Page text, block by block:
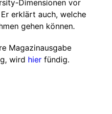
Dimensionen vor
erklärt auch, welche
gehen können.
Magazinausgabe
wird hier fündig.